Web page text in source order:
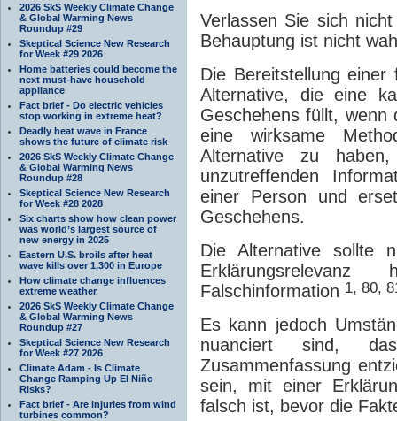
2026 SkS Weekly Climate Change
& Global Warming News
Roundup #29
Skeptical Science New Research
for Week #29 2026
Home batteries could become the
next must-have household
appliance
Fact brief - Do electric vehicles
stop working in extreme heat?
Deadly heat wave in France
shows the future of climate risk
2026 SkS Weekly Climate Change
& Global Warming News
Roundup #28
Skeptical Science New Research
for Week #28 2028
Six charts show how clean power
was world’s largest source of
new energy in 2025
Eastern U.S. broils after heat
wave kills over 1,300 in Europe
How climate change influences
extreme weather
2026 SkS Weekly Climate Change
& Global Warming News
Roundup #27
Skeptical Science New Research
for Week #27 2026
Climate Adam - Is Climate
Change Ramping Up El Niño
Risks?
Fact brief - Are injuries from wind
turbines common?
Verlassen Sie sich
Behauptung ist nicht
Die Bereitstellung
Alternative, die eine
Geschehens füllt, wenn
eine wirksame
Alternative zu
unzutreffenden
einer Person und
Geschehens.
Die Alternative sollte
Falschinformation 1, 80,
Es kann jedoch
nuanciert sind,
Zusammenfassung
sein, mit einer
falsch ist, bevor die